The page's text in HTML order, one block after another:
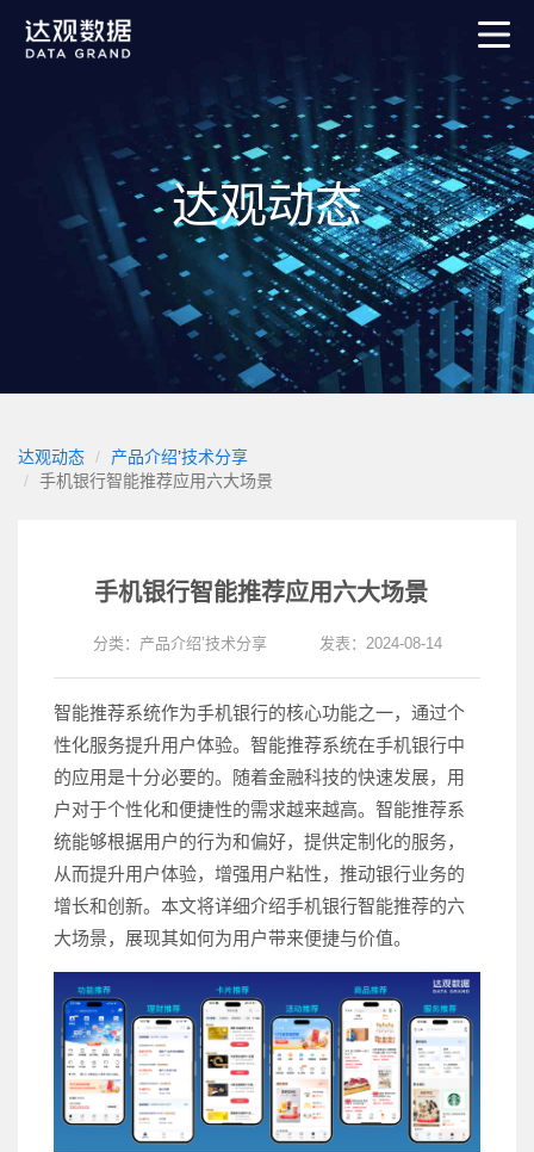
达观动态
达观动态 产品介绍’技术分享
手机银行智能推荐应用六大场景
手机银行智能推荐应用六大场景
分类： 产品介绍’技术分享 发表：2024-08-14
智能推荐系统作为手机银行的核心功能之一，通过个
性化服务提升用户体验。智能推荐系统在手机银行中
的应用是十分必要的。随着金融科技的快速发展，用
户对于个性化和便捷性的需求越来越高。智能推荐系
统能够根据用户的行为和偏好，提供定制化的服务，
从而提升用户体验，增强用户粘性，推动银行业务的
增长和创新。本文将详细介绍手机银行智能推荐的六
大场景，展现其如何为用户带来便捷与价值。